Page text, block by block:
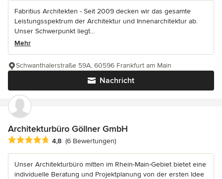
Fabritius Architekten - Seit 2009 decken wir das gesamte
Leistungsspektrum der Architektur und Innenarchitektur ab.
Unser Schwerpunkt liegt...
Mehr
Nachricht
Schwanthalerstraße 59A, 60596 Frankfurt am Main
Architekturbüro Göllner GmbH
Durchschnittliche Bewertung: 4.8 von 5 Sternen
4,8 (6 Bewertungen)
Unser Architekturbüro mitten im Rhein-Main-Gebiet bietet eine
individuelle Beratung und Projektplanung von der ersten Idee